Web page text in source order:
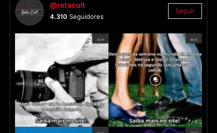
@rotacult
4.310 Seguidores
Seguir